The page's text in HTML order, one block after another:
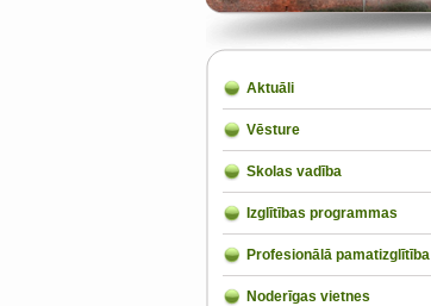
Aktuāli
Vēsture
Skolas vadība
Izglītības programmas
Profesionālā pamatizglītība
Noderīgas vietnes